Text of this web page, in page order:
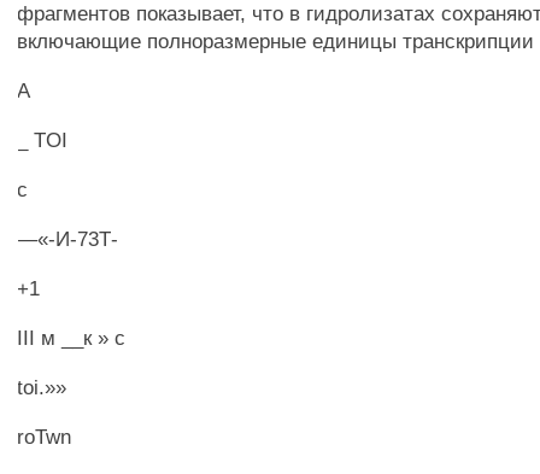
фрагментов показывает, что в гидролизатах
включающие полноразмерные единицы транскрипции
А
_ TOI
с
—«-И-73Т-
+1
III м __к » с
toi.»»
roTwn